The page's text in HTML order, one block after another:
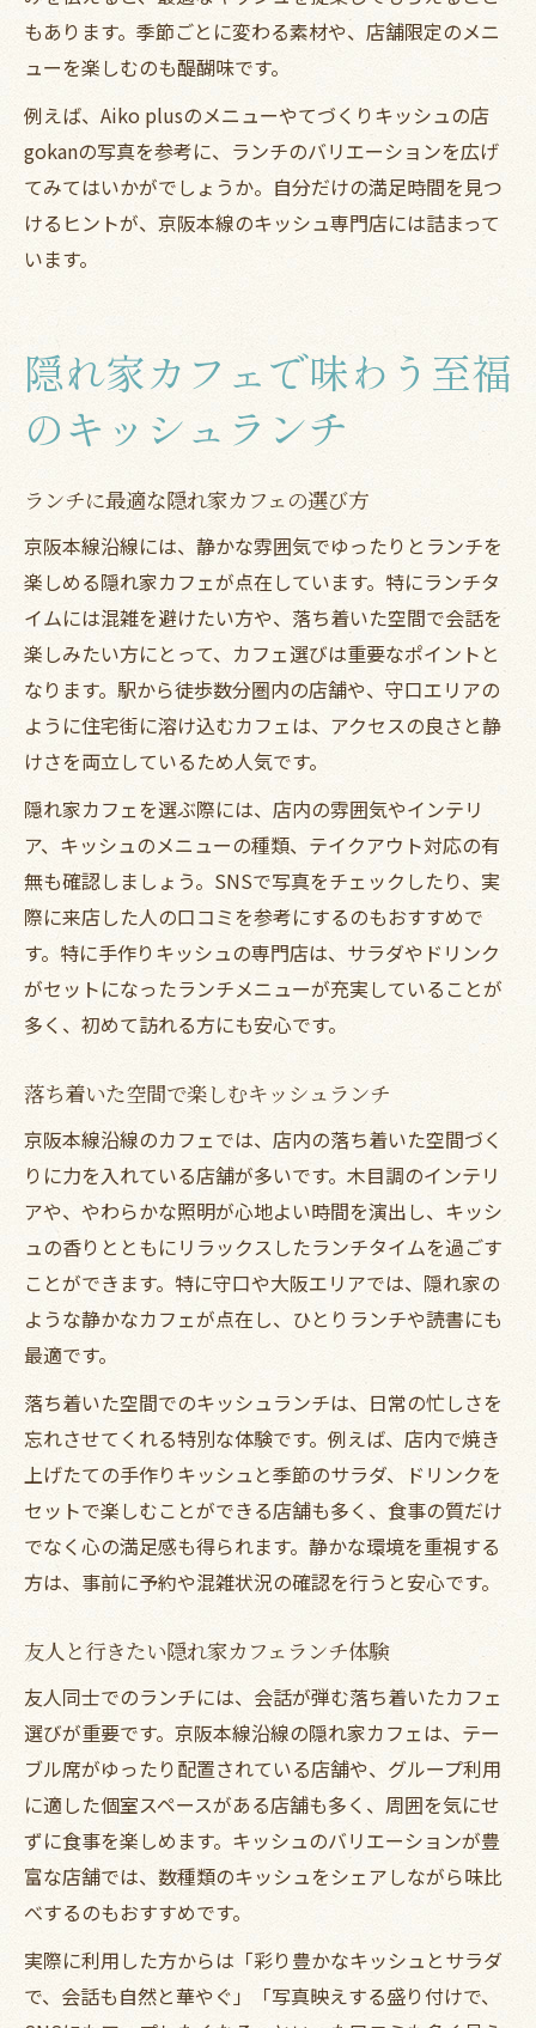
もあります。季節ごとに変わる素材や、店舗限定のメニ
ューを楽しむのも醍醐味です。
例えば、Aiko plusのメニューやてづくりキッシュの店
gokanの写真を参考に、ランチのバリエーションを広げ
てみてはいかがでしょうか。自分だけの満足時間を見つ
けるヒントが、京阪本線のキッシュ専門店には詰まって
います。
隠れ家カフェで味わう至福
のキッシュランチ
ランチに最適な隠れ家カフェの選び方
京阪本線沿線には、静かな雰囲気でゆったりとランチを
楽しめる隠れ家カフェが点在しています。特にランチタ
イムには混雑を避けたい方や、落ち着いた空間で会話を
楽しみたい方にとって、カフェ選びは重要なポイントと
なります。駅から徒歩数分圏内の店舗や、守口エリアの
ように住宅街に溶け込むカフェは、アクセスの良さと静
けさを両立しているため人気です。
隠れ家カフェを選ぶ際には、店内の雰囲気やインテリ
ア、キッシュのメニューの種類、テイクアウト対応の有
無も確認しましょう。SNSで写真をチェックしたり、実
際に来店した人の口コミを参考にするのもおすすめで
す。特に手作りキッシュの専門店は、サラダやドリンク
がセットになったランチメニューが充実していることが
多く、初めて訪れる方にも安心です。
落ち着いた空間で楽しむキッシュランチ
京阪本線沿線のカフェでは、店内の落ち着いた空間づく
りに力を入れている店舗が多いです。木目調のインテリ
アや、やわらかな照明が心地よい時間を演出し、キッシ
ュの香りとともにリラックスしたランチタイムを過ごす
ことができます。特に守口や大阪エリアでは、隠れ家の
ような静かなカフェが点在し、ひとりランチや読書にも
最適です。
落ち着いた空間でのキッシュランチは、日常の忙しさを
忘れさせてくれる特別な体験です。例えば、店内で焼き
上げたての手作りキッシュと季節のサラダ、ドリンクを
セットで楽しむことができる店舗も多く、食事の質だけ
でなく心の満足感も得られます。静かな環境を重視する
方は、事前に予約や混雑状況の確認を行うと安心です。
友人と行きたい隠れ家カフェランチ体験
友人同士でのランチには、会話が弾む落ち着いたカフェ
選びが重要です。京阪本線沿線の隠れ家カフェは、テー
ブル席がゆったり配置されている店舗や、グループ利用
に適した個室スペースがある店舗も多く、周囲を気にせ
ずに食事を楽しめます。キッシュのバリエーションが豊
富な店舗では、数種類のキッシュをシェアしながら味比
べするのもおすすめです。
実際に利用した方からは「彩り豊かなキッシュとサラダ
で、会話も自然と華やぐ」「写真映えする盛り付けで、